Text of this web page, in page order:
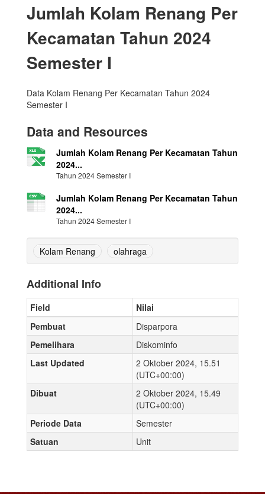
Jumlah Kolam Renang Per
Kecamatan Tahun 2024
Semester I
Data Kolam Renang Per Kecamatan Tahun 2024
Semester I
Data and Resources
Jumlah Kolam Renang Per Kecamatan Tahun
2024...
Tahun 2024 Semester I
Jumlah Kolam Renang Per Kecamatan Tahun
2024...
Tahun 2024 Semester I
Kolam Renang olahraga
Additional Info
Field
Nilai
Pembuat
Disparpora
Pemelihara
Diskominfo
Last Updated
2 Oktober 2024, 15.51
(UTC+00:00)
Dibuat
2 Oktober 2024, 15.49
(UTC+00:00)
Periode Data
Semester
Satuan
Unit